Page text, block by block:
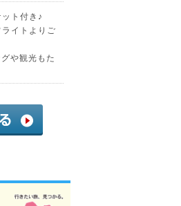
ト付き♪
イトよりご
や観光もた